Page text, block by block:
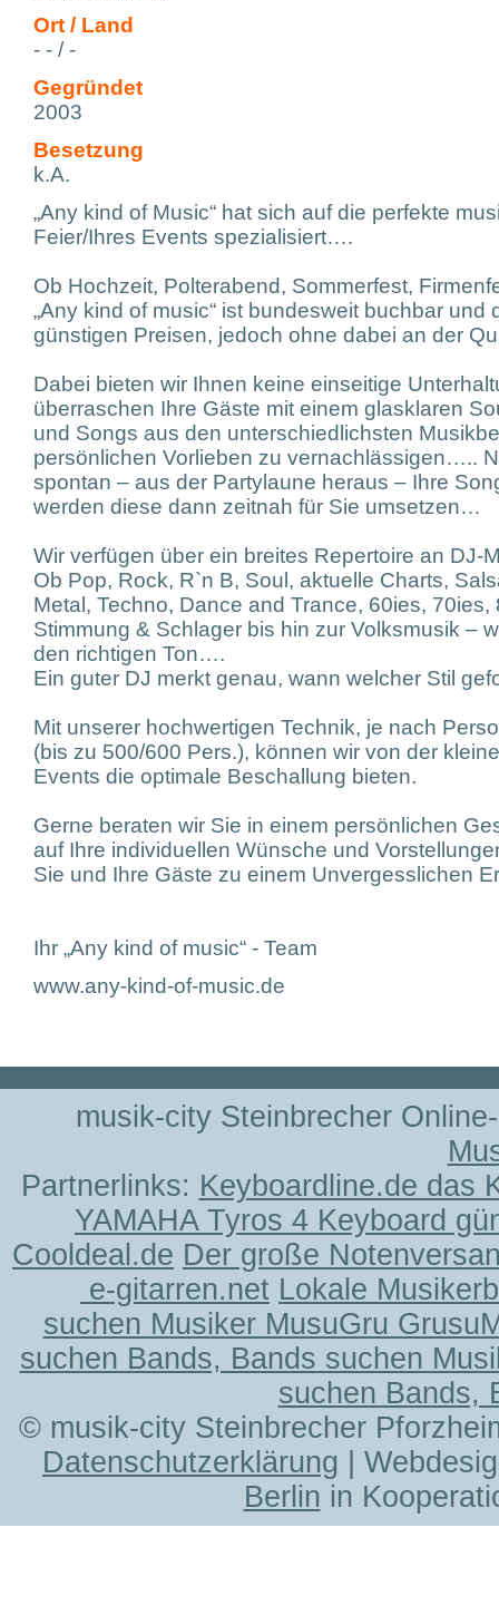
Ort / Land
- - / -
Gegründet
2003
Besetzung
k.A.
„Any kind of Music“ hat sich auf die perfekte
Feier/Ihres Events spezialisiert….
Ob Hochzeit, Polterabend, Sommerfest,
„Any kind of music“ ist bundesweit buchbar und
günstigen Preisen, jedoch ohne dabei an der
Dabei bieten wir Ihnen keine einseitige
überraschen Ihre Gäste mit einem glasklaren
und Songs aus den unterschiedlichsten
persönlichen Vorlieben zu vernachlässigen…..
spontan – aus der Partylaune heraus – Ihre
werden diese dann zeitnah für Sie umsetzen…
Wir verfügen über ein breites Repertoire an DJ-
Ob Pop, Rock, R`n B, Soul, aktuelle Charts,
Metal, Techno, Dance and Trance, 60ies,
Stimmung & Schlager bis hin zur Volksmusik –
den richtigen Ton….
Ein guter DJ merkt genau, wann welcher Stil
Mit unserer hochwertigen Technik, je nach
(bis zu 500/600 Pers.), können wir von der
Events die optimale Beschallung bieten.
Gerne beraten wir Sie in einem persönlichen
auf Ihre individuellen Wünsche und
Sie und Ihre Gäste zu einem Unvergesslichen
Ihr „Any kind of music“ - Team
www.any-kind-of-music.de
musik-city Steinbrecher
Partnerlinks: Keyboardline.de das
YAMAHA Tyros 4 Keyboard
Cooldeal.de Der große
e-gitarren.net Lokale
suchen Musiker MusuGru
suchen Bands, Bands suchen
suchen Bands,
© musik-city Steinbrecher
Datenschutzerklärung |
Berlin in